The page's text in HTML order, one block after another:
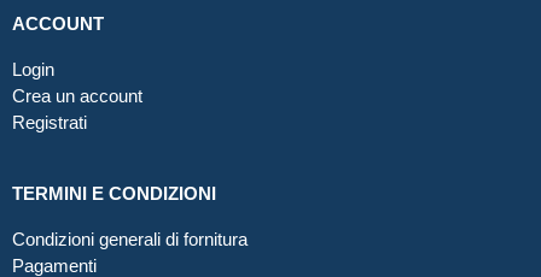
ACCOUNT
Login
Crea un account
Registrati
TERMINI E CONDIZIONI
Condizioni generali di fornitura
Pagamenti